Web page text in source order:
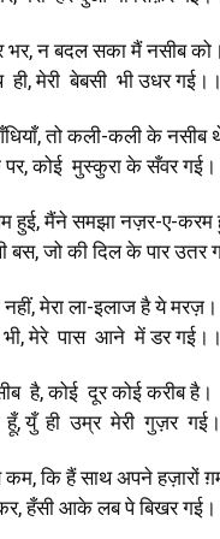
भर, न बदल सका मैं नसीब को।
मेरी बेबसी भी उधर गई।।
तो कली-कली के नसीब
पर, कोई मुस्कुरा के सँवर
हुई, मैंने समझा नज़र-ए-करम
बस, जो की दिल के पार उतर
नहीं, मेरा ला-इलाज है ये मरज़।
मेरे पास आने में डर गई।।
है, कोई दूर कोई करीब है।
युँ ही उम्र मेरी गुज़र
कि हैं साथ अपने हज़ारों
हँसी आके लब पे बिखर